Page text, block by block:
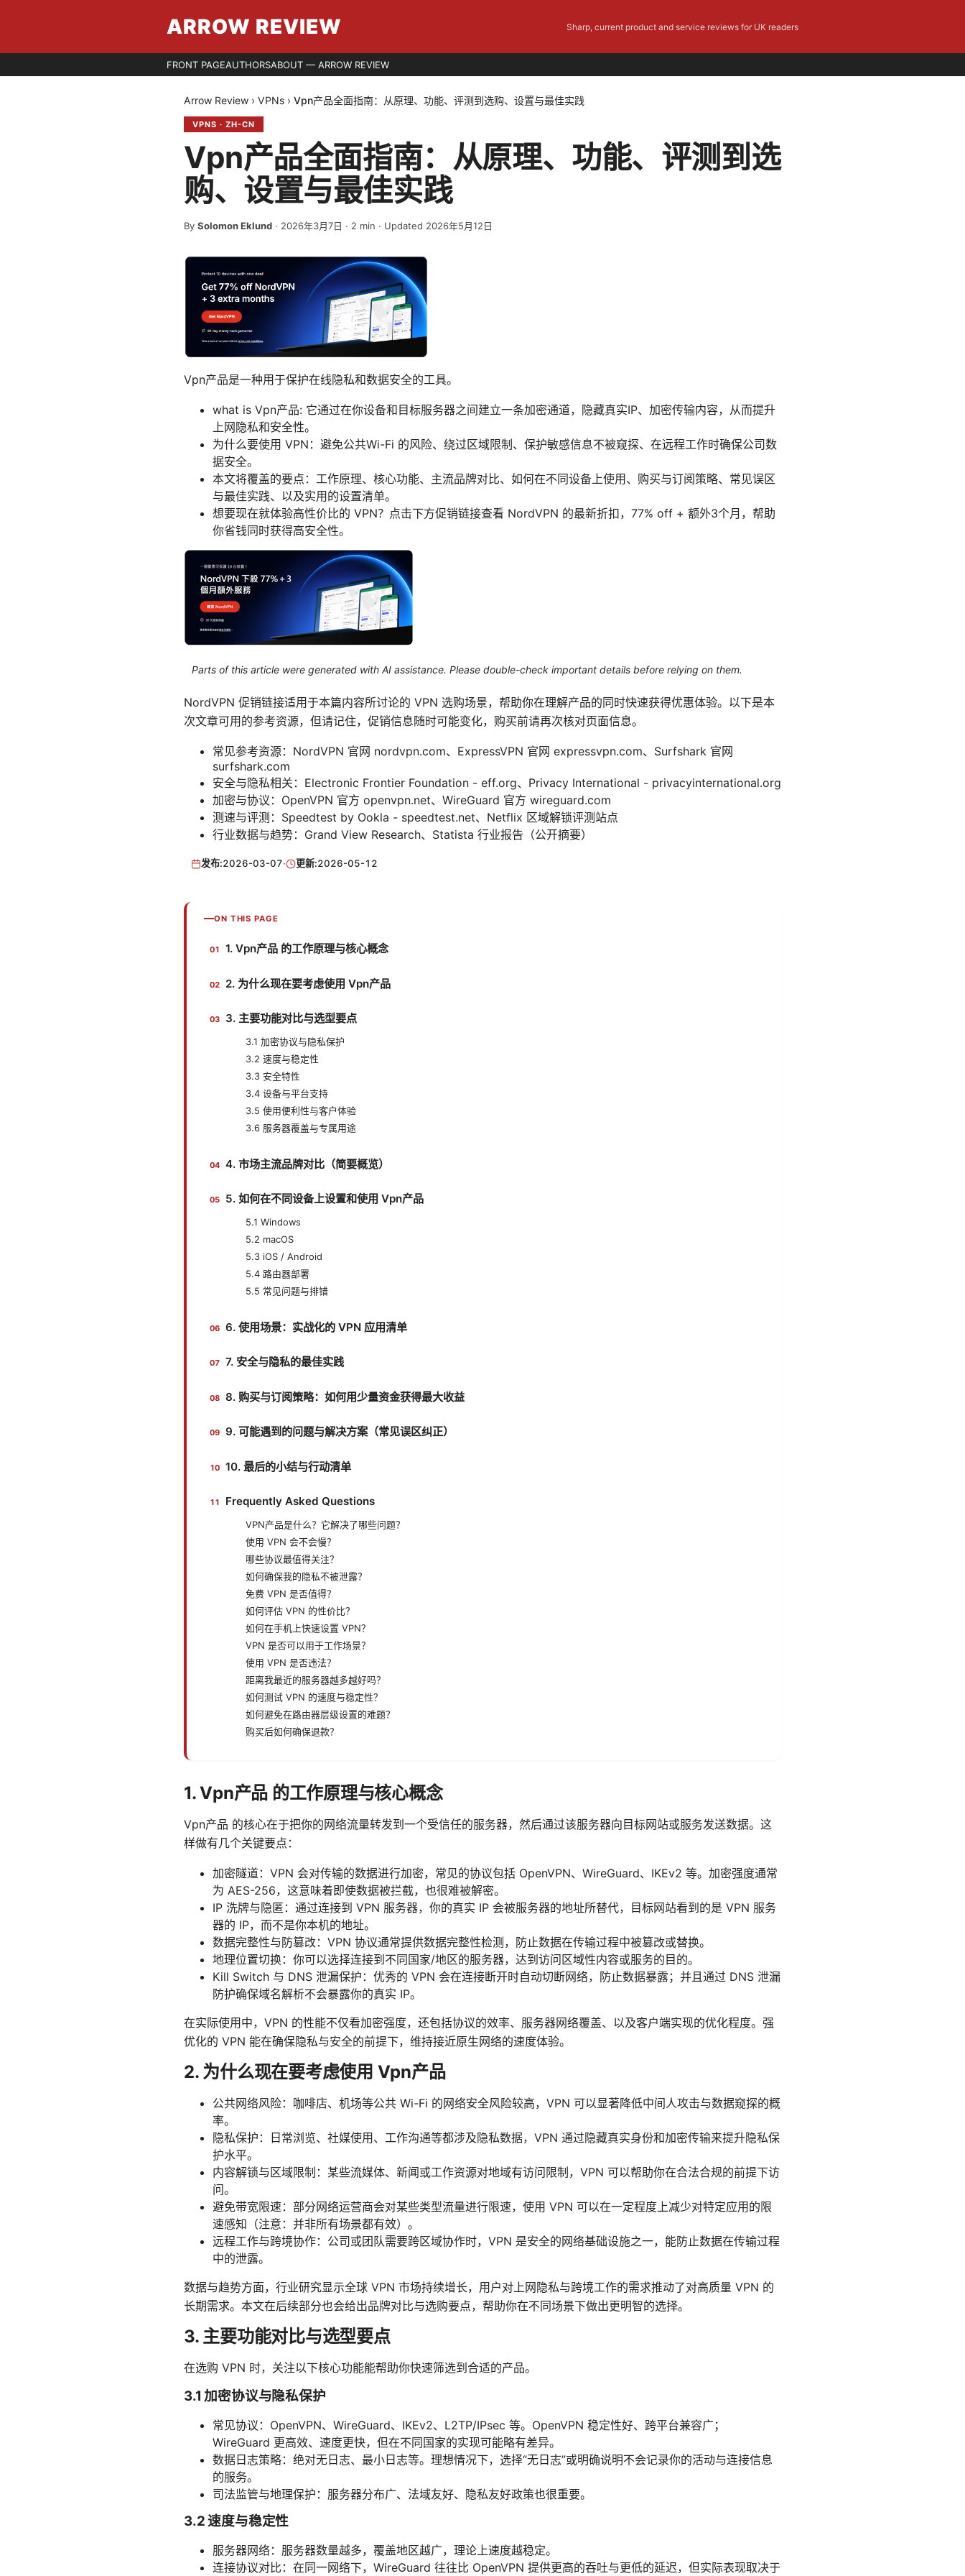
ARROW REVIEW Sharp, current product and service reviews for UK readers
FRONT PAGEAUTHORSABOUT — ARROW REVIEW
Arrow Review › VPNs › Vpn产品全面指南：从原理、功能、评测到选购、设置与最佳实践
VPNS · ZH-CN
Vpn产品全面指南：从原理、功能、评测到选
购、设置与最佳实践
By Solomon Eklund · 2026年3月7日 · 2 min · Updated 2026年5月12日
Vpn产品是一种用于保护在线隐私和数据安全的工具。
what is Vpn产品: 它通过在你设备和目标服务器之间建立一条加密通道，隐藏真实IP、加密传输内容，从而提升
上网隐私和安全性。
为什么要使用 VPN：避免公共Wi-Fi 的风险、绕过区域限制、保护敏感信息不被窥探、在远程工作时确保公司数
据安全。
本文将覆盖的要点：工作原理、核心功能、主流品牌对比、如何在不同设备上使用、购买与订阅策略、常见误区
与最佳实践、以及实用的设置清单。
想要现在就体验高性价比的 VPN？点击下方促销链接查看 NordVPN 的最新折扣，77% off + 额外3个月，帮助
你省钱同时获得高安全性。
Parts of this article were generated with AI assistance. Please double-check important details before relying on them.
NordVPN 促销链接适用于本篇内容所讨论的 VPN 选购场景，帮助你在理解产品的同时快速获得优惠体验。以下是本
次文章可用的参考资源，但请记住，促销信息随时可能变化，购买前请再次核对页面信息。
常见参考资源：NordVPN 官网 nordvpn.com、ExpressVPN 官网 expressvpn.com、Surfshark 官网
surfshark.com
安全与隐私相关：Electronic Frontier Foundation - eff.org、Privacy International - privacyinternational.org
加密与协议：OpenVPN 官方 openvpn.net、WireGuard 官方 wireguard.com
测速与评测：Speedtest by Ookla - speedtest.net、Netflix 区域解锁评测站点
行业数据与趋势：Grand View Research、Statista 行业报告（公开摘要）
发布:2026-03-07· 更新:2026-05-12
ON THIS PAGE
1. Vpn产品 的工作原理与核心概念
2. 为什么现在要考虑使用 Vpn产品
3. 主要功能对比与选型要点
3.1 加密协议与隐私保护
3.2 速度与稳定性
3.3 安全特性
3.4 设备与平台支持
3.5 使用便利性与客户体验
3.6 服务器覆盖与专属用途
4. 市场主流品牌对比（简要概览）
5. 如何在不同设备上设置和使用 Vpn产品
5.1 Windows
5.2 macOS
5.3 iOS / Android
5.4 路由器部署
5.5 常见问题与排错
6. 使用场景：实战化的 VPN 应用清单
7. 安全与隐私的最佳实践
8. 购买与订阅策略：如何用少量资金获得最大收益
9. 可能遇到的问题与解决方案（常见误区纠正）
10. 最后的小结与行动清单
Frequently Asked Questions
VPN产品是什么？它解决了哪些问题？
使用 VPN 会不会慢？
哪些协议最值得关注？
如何确保我的隐私不被泄露？
免费 VPN 是否值得？
如何评估 VPN 的性价比？
如何在手机上快速设置 VPN？
VPN 是否可以用于工作场景？
使用 VPN 是否违法？
距离我最近的服务器越多越好吗？
如何测试 VPN 的速度与稳定性？
如何避免在路由器层级设置的难题？
购买后如何确保退款？
1. Vpn产品 的工作原理与核心概念
Vpn产品 的核心在于把你的网络流量转发到一个受信任的服务器，然后通过该服务器向目标网站或服务发送数据。这
样做有几个关键要点：
加密隧道：VPN 会对传输的数据进行加密，常见的协议包括 OpenVPN、WireGuard、IKEv2 等。加密强度通常
为 AES-256，这意味着即使数据被拦截，也很难被解密。
IP 洗牌与隐匿：通过连接到 VPN 服务器，你的真实 IP 会被服务器的地址所替代，目标网站看到的是 VPN 服务
器的 IP，而不是你本机的地址。
数据完整性与防篡改：VPN 协议通常提供数据完整性检测，防止数据在传输过程中被篡改或替换。
地理位置切换：你可以选择连接到不同国家/地区的服务器，达到访问区域性内容或服务的目的。
Kill Switch 与 DNS 泄漏保护：优秀的 VPN 会在连接断开时自动切断网络，防止数据暴露；并且通过 DNS 泄漏
防护确保域名解析不会暴露你的真实 IP。
在实际使用中，VPN 的性能不仅看加密强度，还包括协议的效率、服务器网络覆盖、以及客户端实现的优化程度。强
优化的 VPN 能在确保隐私与安全的前提下，维持接近原生网络的速度体验。
2. 为什么现在要考虑使用 Vpn产品
公共网络风险：咖啡店、机场等公共 Wi-Fi 的网络安全风险较高，VPN 可以显著降低中间人攻击与数据窥探的概
率。
隐私保护：日常浏览、社媒使用、工作沟通等都涉及隐私数据，VPN 通过隐藏真实身份和加密传输来提升隐私保
护水平。
内容解锁与区域限制：某些流媒体、新闻或工作资源对地域有访问限制，VPN 可以帮助你在合法合规的前提下访
问。
避免带宽限速：部分网络运营商会对某些类型流量进行限速，使用 VPN 可以在一定程度上减少对特定应用的限
速感知（注意：并非所有场景都有效）。
远程工作与跨境协作：公司或团队需要跨区域协作时，VPN 是安全的网络基础设施之一，能防止数据在传输过程
中的泄露。
数据与趋势方面，行业研究显示全球 VPN 市场持续增长，用户对上网隐私与跨境工作的需求推动了对高质量 VPN 的
长期需求。本文在后续部分也会给出品牌对比与选购要点，帮助你在不同场景下做出更明智的选择。
3. 主要功能对比与选型要点
在选购 VPN 时，关注以下核心功能能帮助你快速筛选到合适的产品。
3.1 加密协议与隐私保护
常见协议：OpenVPN、WireGuard、IKEv2、L2TP/IPsec 等。OpenVPN 稳定性好、跨平台兼容广；
WireGuard 更高效、速度更快，但在不同国家的实现可能略有差异。
数据日志策略：绝对无日志、最小日志等。理想情况下，选择“无日志”或明确说明不会记录你的活动与连接信息
的服务。
司法监管与地理保护：服务器分布广、法域友好、隐私友好政策也很重要。
3.2 速度与稳定性
服务器网络：服务器数量越多，覆盖地区越广，理论上速度越稳定。
连接协议对比：在同一网络下，WireGuard 往往比 OpenVPN 提供更高的吞吐与更低的延迟，但实际表现取决于